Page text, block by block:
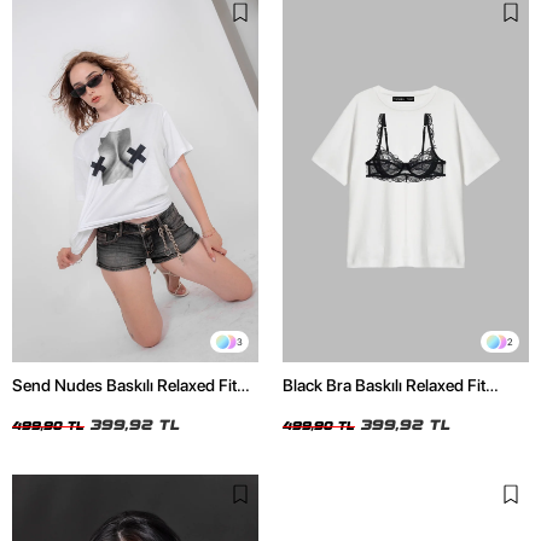
3
Send Nudes Baskılı Relaxed Fit
499,90 TL 399,92 TL
2
Black Bra Baskılı Relaxed Fit
499,90 TL 399,92 TL